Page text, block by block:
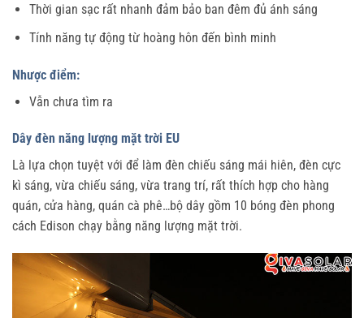
Thời gian sạc rất nhanh đảm bảo ban đêm đủ ánh sáng
Tính năng tự động từ hoàng hôn đến bình minh
Nhược điểm:
Vẫn chưa tìm ra
Dây đèn năng lượng mặt trời EU
Là lựa chọn tuyệt với để làm đèn chiếu sáng mái hiên, đèn cực
kì sáng, vừa chiếu sáng, vừa trang trí, rất thích hợp cho hàng
quán, cửa hàng, quán cà phê…bộ dây gồm 10 bóng đèn phong
cách Edison chạy bằng năng lượng mặt trời.